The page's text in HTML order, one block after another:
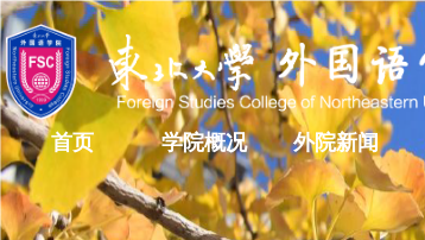
首页 学院概况 外院新闻